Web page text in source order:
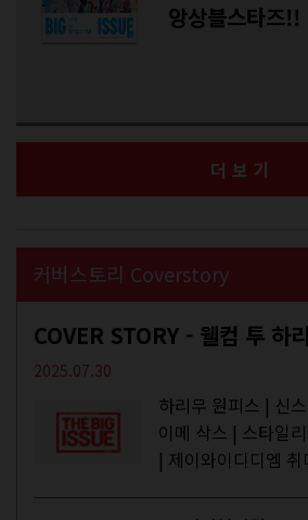
앙상블스타즈!!
더보기
커버스토리 Coverstory
COVER STORY - 웰컴 투 하
2025.07.30
하리무 원피스 | 신스덴 슈즈 | 타크트로
이메 삭스 | 스타일리스트 소장품 이어링
| 제이와이디디엠 취미는 거울 보기, 좋아
주와...